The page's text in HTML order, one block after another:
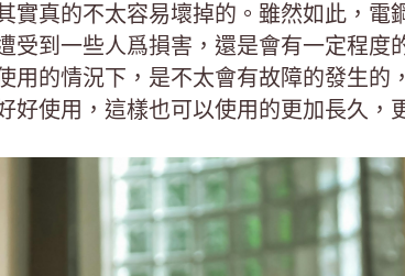
實真的不太容易壞掉的。雖然如此，電
受到一些人爲損害，還是會有一定程度
用的情況下，是不太會有故障的發生的
好使用，這樣也可以使用的更加長久，